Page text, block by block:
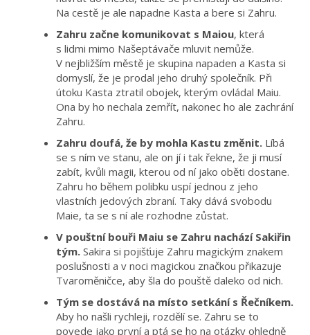
Na cestě je ale napadne Kasta a bere si Zahru.
Zahru začne komunikovat s Maiou, která
s lidmi mimo Našeptávače mluvit nemůže.
V nejbližším městě je skupina napaden a Kasta si
domyslí, že je prodal jeho druhý společník. Při
útoku Kasta ztratil obojek, kterým ovládal Maiu.
Ona by ho nechala zemřít, nakonec ho ale zachrání
Zahru.
Zahru doufá, že by mohla Kastu změnit. Líbá
se s ním ve stanu, ale on jí i tak řekne, že ji musí
zabít, kvůli magii, kterou od ní jako oběti dostane.
Zahru ho během polibku uspí jednou z jeho
vlastních jedových zbraní. Taky dává svobodu
Maie, ta se s ní ale rozhodne zůstat.
V pouštní bouři Maiu se Zahru nachází Sakiřin
tým. Sakira si pojišťuje Zahru magickým znakem
poslušnosti a v noci magickou značkou přikazuje
Tvaroměničce, aby šla do pouště daleko od nich.
Tým se dostává na místo setkání s Řečníkem.
Aby ho našli rychleji, rozdělí se. Zahru se to
povede jako první a ptá se ho na otázky ohledně